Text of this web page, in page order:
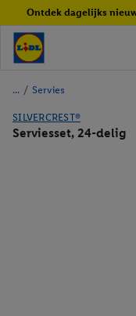
Ontdek dagelijks
/ Servies
SILVERCREST®
Serviesset, 24-delig